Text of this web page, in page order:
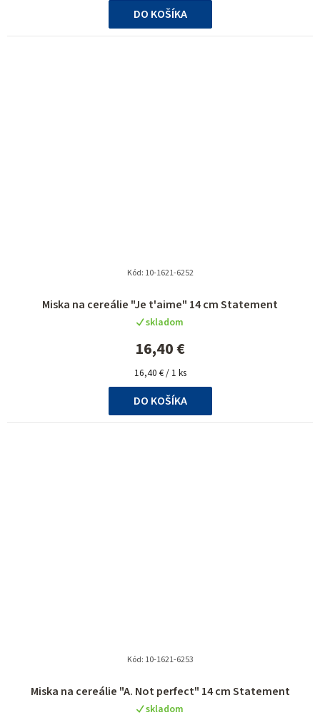
DO KOŠÍKA
Miska na cereálie "Je t'aime" 14 cm Statement
skladom
16,40 €
Jednotková
cena:
16,40 € / 1 ks
DO KOŠÍKA
Kód: 10-1621-6252
Miska na cereálie "A. Not perfect" 14 cm Statement
skladom
Kód: 10-1621-6253